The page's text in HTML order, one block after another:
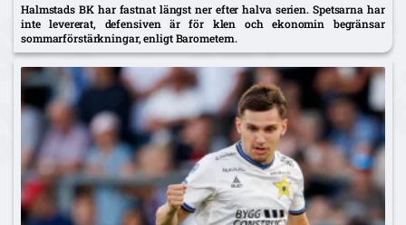
Halmstads BK har fastnat längst ner efter halva serien. Spetsarna har
inte levererat, defensiven är för klen och ekonomin begränsar
sommarförstärkningar, enligt Barometern.